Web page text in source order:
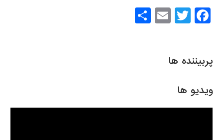
پربیننده ها
ویدیو ها
F
a
e
o
o
T
wi
er
E
m